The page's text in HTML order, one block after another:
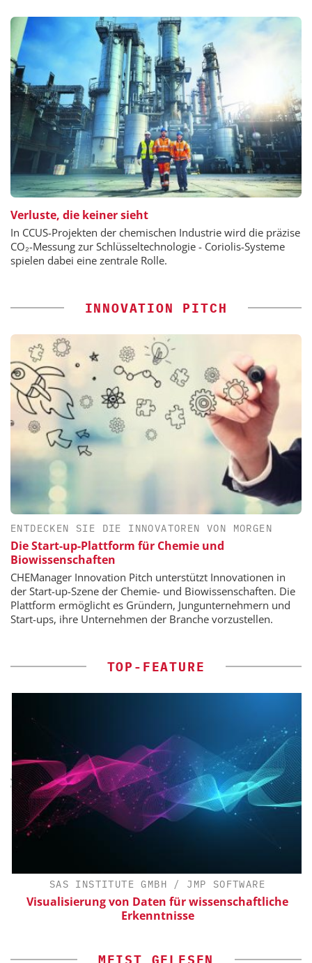
Verluste, die keiner sieht
In CCUS-Projekten der chemischen Industrie wird die präzise
CO₂-Messung zur Schlüsseltechnologie - Coriolis-Systeme
spielen dabei eine zentrale Rolle.
INNOVATION PITCH
ENTDECKEN SIE DIE INNOVATOREN VON MORGEN
Die Start-up-Plattform für Chemie und
Biowissenschaften
CHEManager Innovation Pitch unterstützt Innovationen in
der Start-up-Szene der Chemie- und Biowissenschaften. Die
Plattform ermöglicht es Gründern, Jungunternehmern und
Start-ups, ihre Unternehmen der Branche vorzustellen.
TOP-FEATURE
SAS INSTITUTE GMBH / JMP SOFTWARE
Visualisierung von Daten für wissenschaftliche
Erkenntnisse
MEIST GELESEN